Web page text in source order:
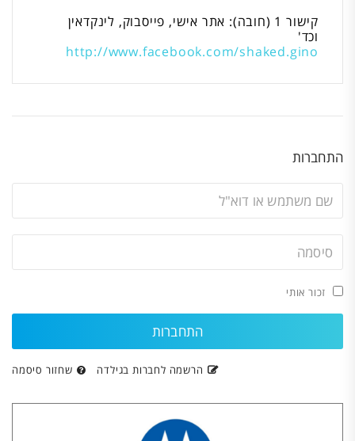
קישור 1 (חובה): אתר אישי, פייסבוק, לינקדאין
וכד'
http://www.facebook.com/shaked.gino
התחברות
זכור אותי
הרשמה לחברות בגילדה שחזור סיסמה